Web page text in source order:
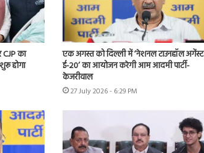
CJP का
होगा
एक अगस्त को दिल्ली में ‘नेशनल टाउनहॉल अगेंस्ट
ई-20’ का आयोजन करेगी आम आदमी पार्टी-
केजरीवाल
27 July 2026 - 6:29 PM